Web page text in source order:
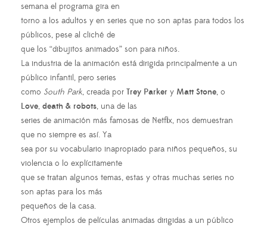
semana el programa gira en
torno a los adultos y en series que no son aptas para todos los
públicos, pese al cliché de
que los “dibujitos animados” son para niños.
La industria de la animación está dirigida principalmente a un
público infantil, pero series
como South Park, creada por Trey Parker y Matt Stone, o
Love, death & robots, una de las
series de animación más famosas de Netflix, nos demuestran
que no siempre es así. Ya
sea por su vocabulario inapropiado para niños pequeños, su
violencia o lo explícitamente
que se tratan algunos temas, estas y otras muchas series no
son aptas para los más
pequeños de la casa.
Otros ejemplos de películas animadas dirigidas a un público